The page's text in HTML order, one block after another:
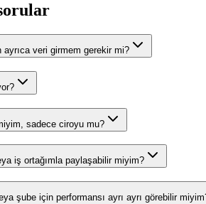
ayrıca veri girmem gerekir mi?
sadece ciroyu mu?
iş ortağımla paylaşabilir miyim?
şube için performansı ayrı ayrı görebilir